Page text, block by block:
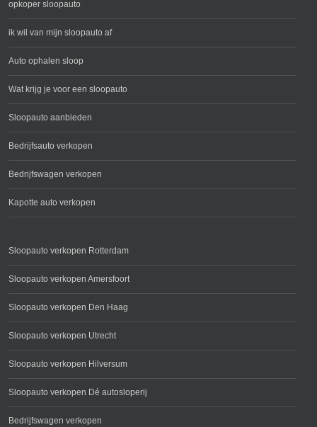
opkoper sloopauto
ik wil van mijn sloopauto af
Auto ophalen sloop
Wat krijg je voor een sloopauto
Sloopauto aanbieden
Bedrijfsauto verkopen
Bedrijfswagen verkopen
Kapotte auto verkopen
Sloopauto verkopen Rotterdam
Sloopauto verkopen Amersfoort
Sloopauto verkopen Den Haag
Sloopauto verkopen Utrecht
Sloopauto verkopen Hilversum
Sloopauto verkopen Dé autosloperij
Bedrijfswagen verkopen